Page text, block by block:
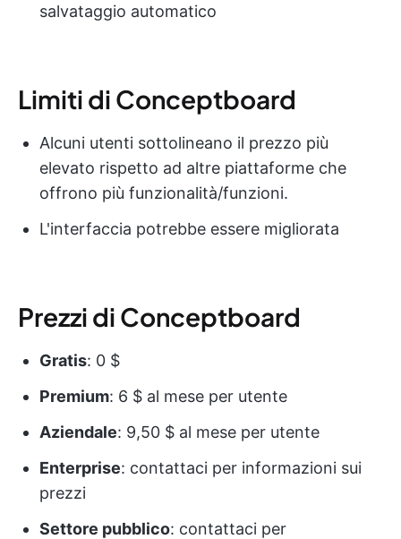
salvataggio automatico
Limiti di Conceptboard
Alcuni utenti sottolineano il prezzo più
elevato rispetto ad altre piattaforme che
offrono più funzionalità/funzioni.
L'interfaccia potrebbe essere migliorata
Prezzi di Conceptboard
Gratis: 0 $
Premium: 6 $ al mese per utente
Aziendale: 9,50 $ al mese per utente
Enterprise: contattaci per informazioni sui
prezzi
Settore pubblico: contattaci per